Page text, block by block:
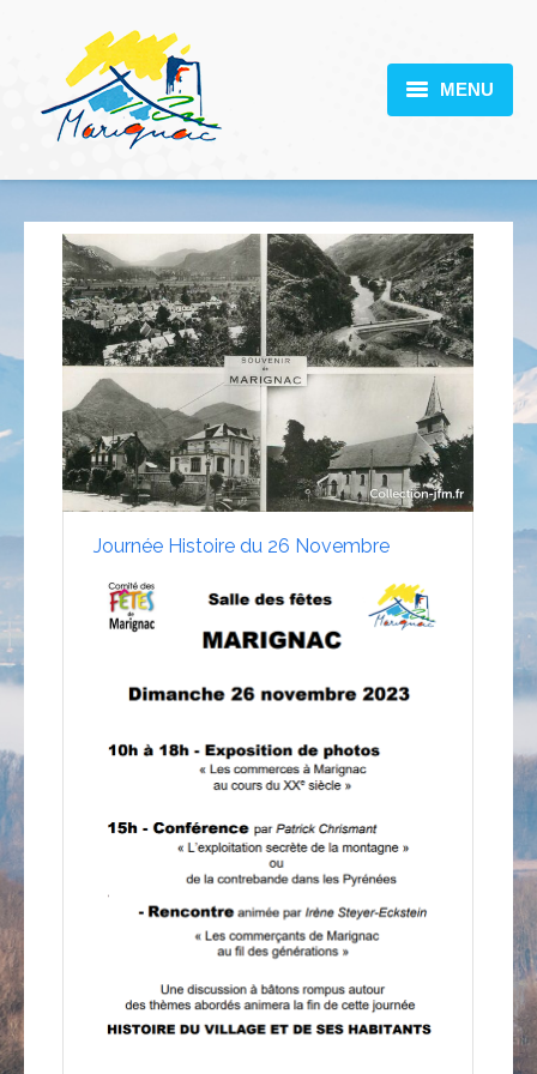
MENU
DÉCOUVERTE
VIE PRATIQUE
SCOLARITÉ
ACTUALITÉS
CONTACT
Journée Histoire du 26 Novembre